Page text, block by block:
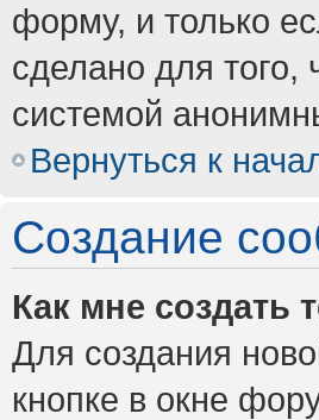
форму, и только
сделано для того,
системой
Вернуться к
Создание
Как мне создать
Для создания
кнопке в окне